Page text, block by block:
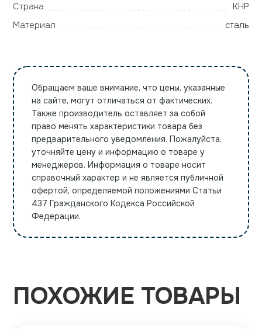
Страна
КНР
Материал
сталь
Обращаем ваше внимание, что цены, указанные
на сайте, могут отличаться от фактических.
Также производитель оставляет за собой
право менять характеристики товара без
предварительного уведомления. Пожалуйста,
уточняйте цену и информацию о товаре у
менеджеров. Информация о товаре носит
справочный характер и не является публичной
офертой, определяемой положениями Статьи
437 Гражданского Кодекса Российской
Федерации.
ПОХОЖИЕ ТОВАРЫ